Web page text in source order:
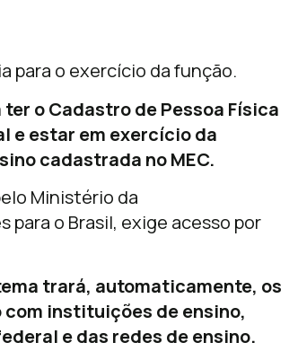
para o exercício da função.
o Cadastro de Pessoa Física
e estar em exercício da
cadastrada no MEC.
Ministério da
para o Brasil, exige acesso por
trará, automaticamente, os
instituições de ensino,
e das redes de ensino.